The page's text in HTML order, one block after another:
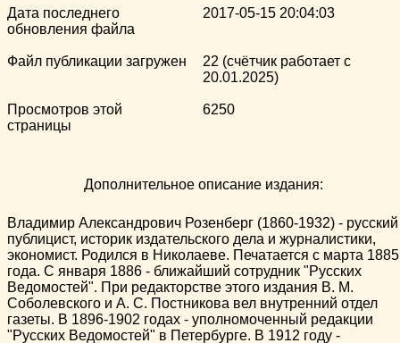
Дата последнего
обновления файла
2017-05-15 20:04:03
Файл публикации загружен
22 (счётчик работает с
20.01.2025)
Просмотров этой
страницы
6250
Дополнительное описание издания:
Владимир Александрович Розенберг (1860-1932) - русский
публицист, историк издательского дела и журналистики,
экономист. Родился в Николаеве. Печатается с марта 1885
года. С января 1886 - ближайший сотрудник "Русских
Ведомостей". При редакторстве этого издания В. М.
Соболевского и А. С. Постникова вел внутренний отдел
газеты. В 1896-1902 годах - уполномоченный редакции
"Русских Ведомостей" в Петербурге. В 1912 году -